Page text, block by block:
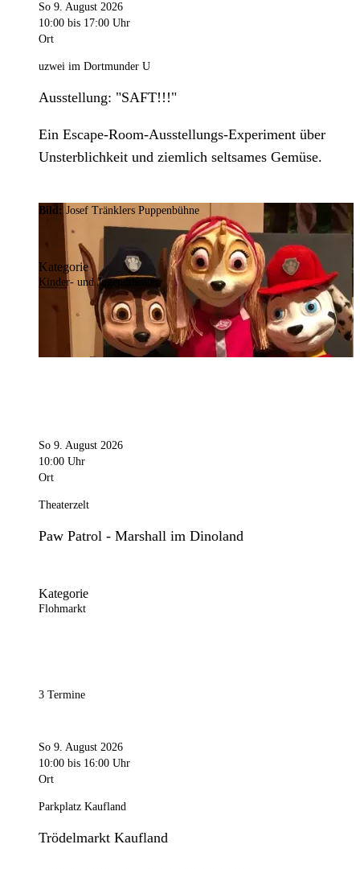
So 9. August 2026
10:00 bis 17:00 Uhr
Ort
uzwei im Dortmunder U
Ausstellung: "SAFT!!!"
Ein Escape-Room-Ausstellungs-Experiment über
Unsterblichkeit und ziemlich seltsames Gemüse.
Bild:Josef Tränklers Puppenbühne
Kategorie
Kinder- und Jugendtheater
So 9. August 2026
10:00 Uhr
Ort
Theaterzelt
Paw Patrol - Marshall im Dinoland
Kategorie
Flohmarkt
3 Termine
So 9. August 2026
10:00 bis 16:00 Uhr
Ort
Parkplatz Kaufland
Trödelmarkt Kaufland